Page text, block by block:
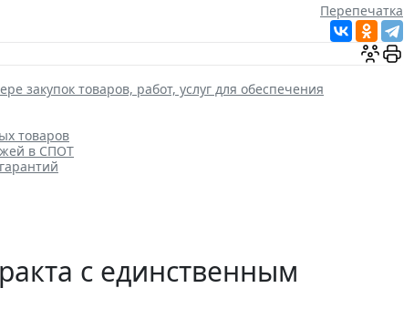
Перепечатка
закупок товаров, работ, услуг для обеспечения
товаров
в СПОТ
с единственным